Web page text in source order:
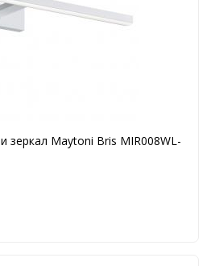
зеркал Maytoni Bris MIR008WL-